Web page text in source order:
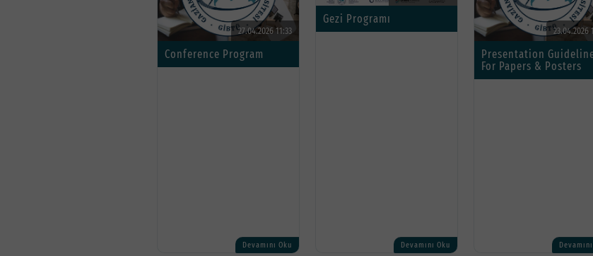
27.04.2026 11:33
Conference Program
Devamını Oku
Gezi Programı
Devamını Oku
23.04.2026
Presentation
For Papers & Posters